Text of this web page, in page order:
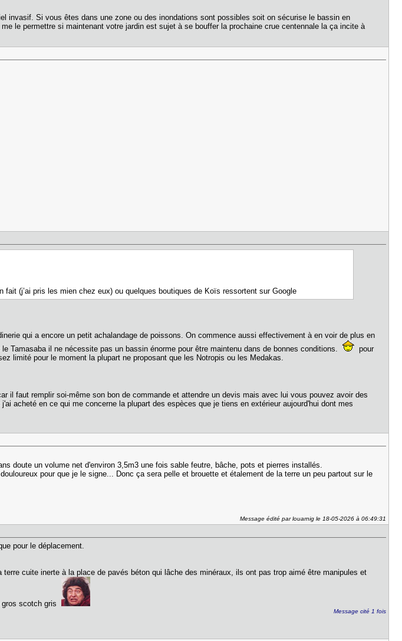
invasif. Si vous êtes dans une zone ou des inondations sont possibles soit on sécurise le bassin en
le permettre si maintenant votre jardin est sujet à se bouffer la prochaine crue centennale la ça incite à
fait (j’ai pris les mien chez eux) ou quelques boutiques de Koïs ressortent sur Google
qui a encore un petit achalandage de poissons. On commence aussi effectivement à en voir de plus en
Tamasaba il ne nécessite pas un bassin énorme pour être maintenu dans de bonnes conditions.
pour
limité pour le moment la plupart ne proposant que les Notropis ou les Medakas.
il faut remplir soi-même son bon de commande et attendre un devis mais avec lui vous pouvez avoir des
acheté en ce qui me concerne la plupart des espèces que je tiens en extérieur aujourd'hui dont mes
doute un volume net d'environ 3,5m3 une fois sable feutre, bâche, pots et pierres installés.
pour que je le signe... Donc ça sera pelle et brouette et étalement de la terre un peu partout sur le
Message édité par louarnig le 18-05-2026 à 06:49:31
pour le déplacement.
cuite inerte à la place de pavés béton qui lâche des minéraux, ils ont pas trop aimé être manipules et
gros scotch gris
Message cité 1 fois